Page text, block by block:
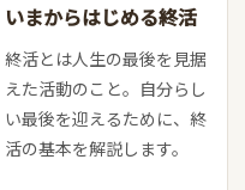
いまからはじめる終活
終活とは人生の最後を見据
えた活動のこと。自分らし
い最後を迎えるために、終
活の基本を解説します。